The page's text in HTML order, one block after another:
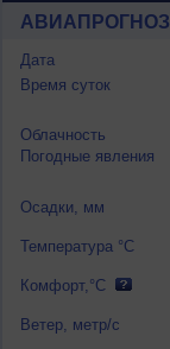
АВИАПРОГНОЗ
Дата
Время суток
Облачность
Погодные явления
Осадки, мм
Температура °C
Комфорт,°C
Ветер, метр/с